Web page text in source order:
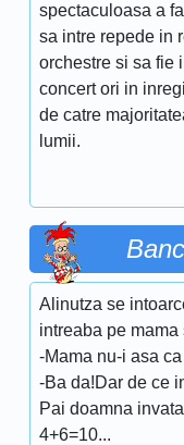
spectaculoasa a
sa intre repede in
orchestre si sa fie
concert ori in
de catre
lumii.
Alinutza se
intreaba pe mama
-Mama nu-i asa
-Ba da!Dar de ce
Pai doamna
4+6=10...